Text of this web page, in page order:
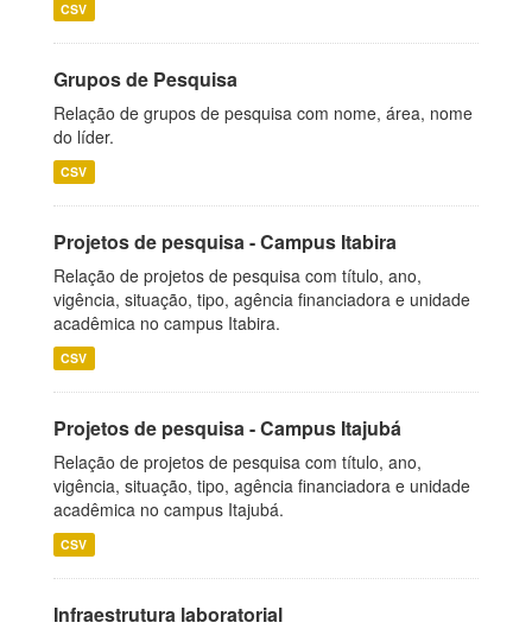
CSV
Grupos de Pesquisa
Relação de grupos de pesquisa com nome, área, nome
do líder.
CSV
Projetos de pesquisa - Campus Itabira
Relação de projetos de pesquisa com título, ano,
vigência, situação, tipo, agência financiadora e unidade
acadêmica no campus Itabira.
CSV
Projetos de pesquisa - Campus Itajubá
Relação de projetos de pesquisa com título, ano,
vigência, situação, tipo, agência financiadora e unidade
acadêmica no campus Itajubá.
CSV
Infraestrutura laboratorial